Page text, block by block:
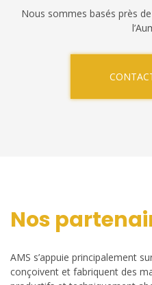
Nous sommes basés près
Nos
AMS s’appuie principalement
conçoivent et fabriquent des